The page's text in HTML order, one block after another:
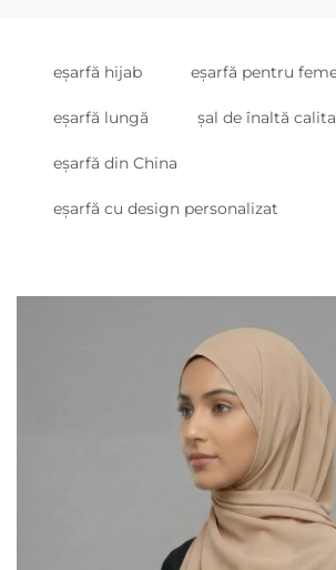
eșarfă hijab eșarfă pentru
eșarfă lungă șal de înaltă
eșarfă din China
eșarfă cu design personalizat